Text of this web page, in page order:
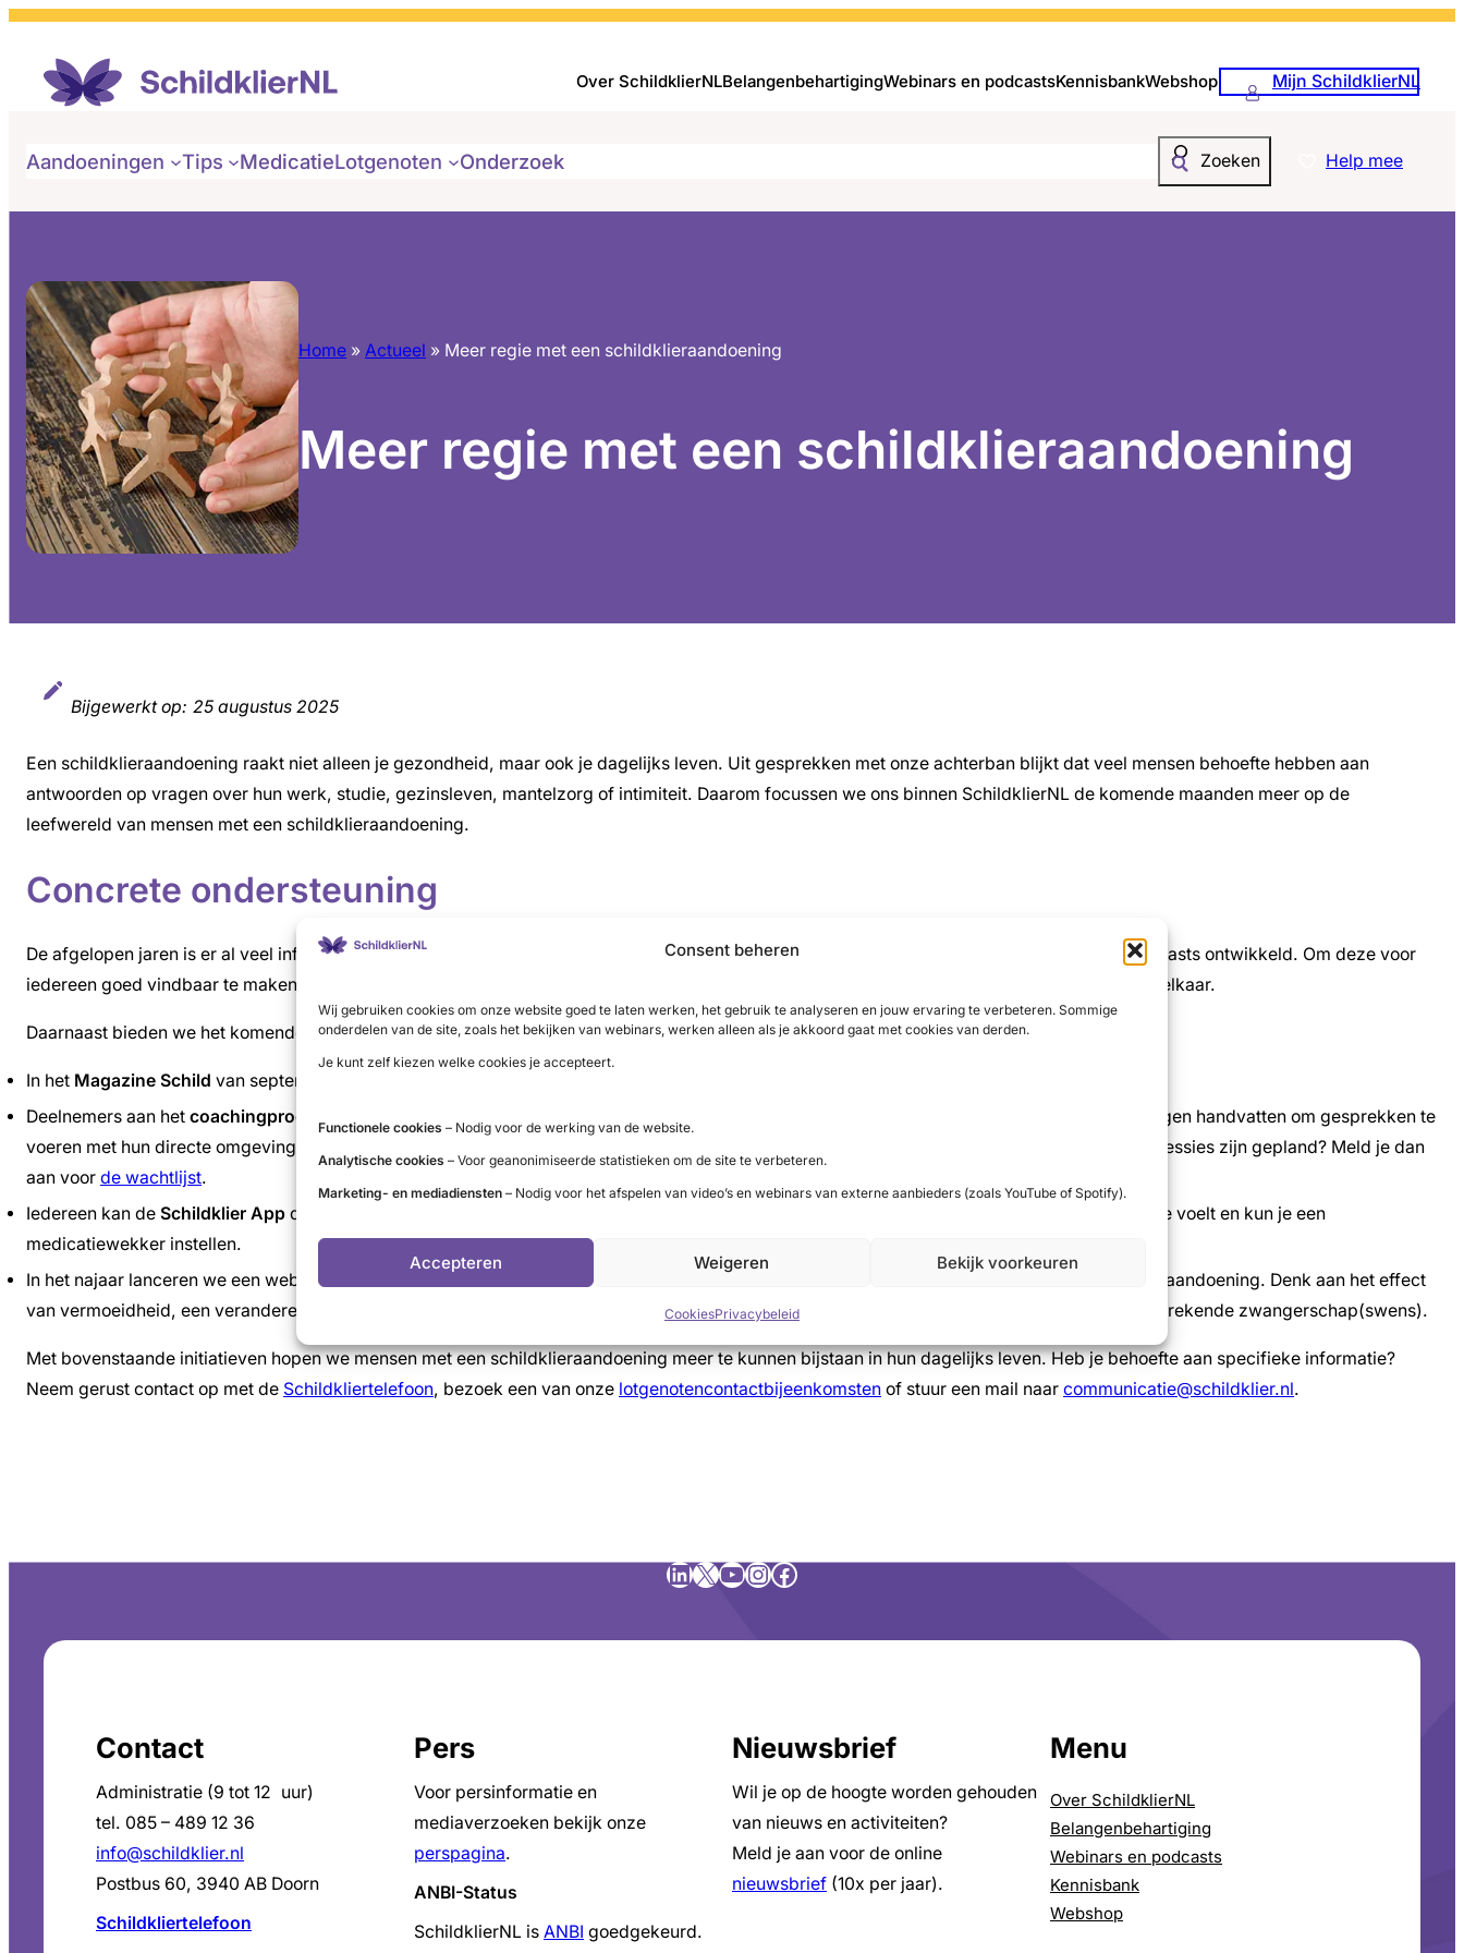
Consent beheren
Wij gebruiken cookies om onze website goed te laten werken, het gebruik te analyseren en jouw ervaring te verbeteren. Sommige
onderdelen van de site, zoals het bekijken van webinars, werken alleen als je akkoord gaat met cookies van derden.
Je kunt zelf kiezen welke cookies je accepteert.
Functionele cookies – Nodig voor de werking van de website.
Analytische cookies – Voor geanonimiseerde statistieken om de site te verbeteren.
Marketing- en mediadiensten – Nodig voor het afspelen van video’s en webinars van externe aanbieders (zoals YouTube of Spotify).
Accepteren Weigeren Bekijk voorkeuren
CookiesPrivacybeleid
Over SchildklierNLBelangenbehartigingWebinars en podcastsKennisbankWebshop Mijn SchildklierNL
Aandoeningen Tips MedicatieLotgenoten Onderzoek
Zoeken
Help mee
Home » Actueel » Meer regie met een schildklieraandoening
Meer regie met een schildklieraandoening
Bijgewerkt op: 25 augustus 2025
Een schildklieraandoening raakt niet alleen je gezondheid, maar ook je dagelijks leven. Uit gesprekken met onze achterban blijkt dat veel mensen behoefte hebben aan
antwoorden op vragen over hun werk, studie, gezinsleven, mantelzorg of intimiteit. Daarom focussen we ons binnen SchildklierNL de komende maanden meer op de
leefwereld van mensen met een schildklieraandoening.
Concrete ondersteuning
De afgelopen jaren is er al veel informatie ontwikkeld die past bij het thema Leefwereld. Zo zijn er diverse brochures, flyers, webinars en podcasts ontwikkeld. Om deze voor
iedereen goed vindbaar te maken, is er een themapagina gemaakt. Via de url
vind je alle informatie overzichtelijk bij elkaar.
Daarnaast bieden we het komende half jaar concrete ondersteuning:
In het Magazine Schild van september en november vind je praktische tips en ervaringsverhalen over de verschillende onderwerpen.
Deelnemers aan het coachingprogramma van SchildklierNL
gaan aan de slag met thema’s als zelfmanagement, patient empowerment en krijgen handvatten om gesprekken te
voeren met hun directe omgeving. Op dit moment zitten de coachingprogramma’s vol. Wil je als eerste een uitnodiging krijgen als de nieuwe sessies zijn gepland? Meld je dan
aan voor de wachtlijst.
Iedereen kan de Schildklier App downloaden om meer regie te krijgen over de schildklieraandoening. In
noteer je bijvoorbeeld hoe je je voelt en kun je een
medicatiewekker instellen.
In het najaar lanceren we een webinar over intimiteit. Dit is een belangrijk, maar vaak ook beladen onderwerp voor mensen met een schildklieraandoening. Denk aan het effect
van vermoeidheid, een veranderend lichaam en schommelende hormonen op de behoefte aan intimiteit. Maar ook aan een niet altijd vanzelfsprekende zwangerschap(swens).
Met bovenstaande initiatieven hopen we mensen met een schildklieraandoening meer te kunnen bijstaan in hun dagelijks leven. Heb je behoefte aan specifieke informatie?
Neem gerust contact op met de Schildkliertelefoon, bezoek een van onze lotgenotencontactbijeenkomsten of stuur een mail naar communicatie@schildklier.nl.
LinkedIn
X YouTube
Instagram
Facebook
Contact
Administratie (9 tot 12 uur)
tel. 085 – 489 12 36
info@schildklier.nl
Postbus 60, 3940 AB Doorn
Schildkliertelefoon
Pers
Voor persinformatie en
mediaverzoeken bekijk onze
perspagina.
ANBI-Status
SchildklierNL is ANBI goedgekeurd.
Nieuwsbrief
Wil je op de hoogte worden gehouden
van nieuws en activiteiten?
Meld je aan voor de online
nieuwsbrief (10x per jaar).
Menu
Over SchildklierNL
Belangenbehartiging
Webinars en podcasts
Kennisbank
Webshop